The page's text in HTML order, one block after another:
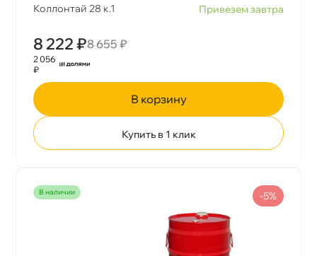
Коллонтай 28 к.1
Привезем завтра
8 222 ₽8 655 ₽
2 056
₽
корзину
Купить в 1 клик
наличии -5%